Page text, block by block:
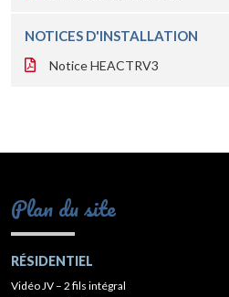
NOTICES D'INSTALLATION
Notice HEACTRV3
Plan du site
RÉSIDENTIEL
Vidéo JV – 2 fils intégral